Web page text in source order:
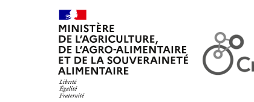
Aller au contenu principal